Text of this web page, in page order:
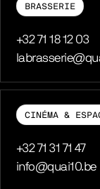
BRASSERIE
Téléphone
+32 71 18 12 03
E-mail
CINÉMA &
Téléphone
+32 71 31 71 47
E-mail
info@quai10.be